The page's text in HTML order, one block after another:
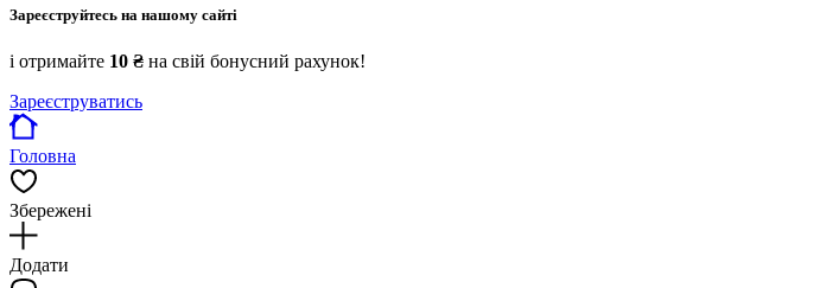
Зареєструйтесь на нашому сайті
і отримайте 10 ₴ на свій бонусний рахунок!
Зареєструватись
Головна
Збережені
Додати